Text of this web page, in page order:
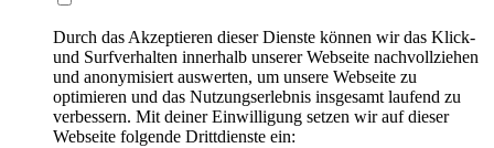
Durch das Akzeptieren dieser Dienste können wir das Klick-
und Surfverhalten innerhalb unserer Webseite nachvollziehen
und anonymisiert auswerten, um unsere Webseite zu
optimieren und das Nutzungserlebnis insgesamt laufend zu
verbessern. Mit deiner Einwilligung setzen wir auf dieser
Webseite folgende Drittdienste ein: